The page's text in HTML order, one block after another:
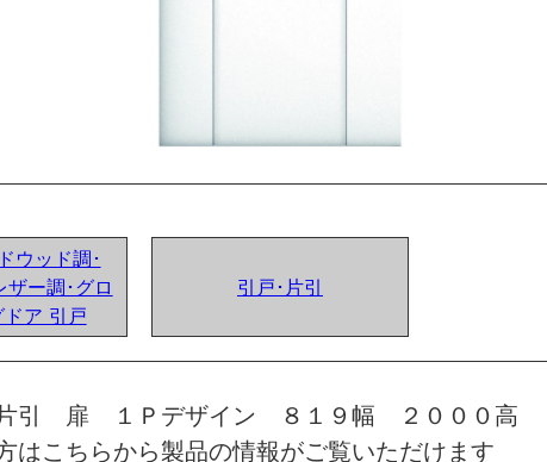
ウッド調･
ザー調･グロ
ア 引戸
引戸･片引
片引 扉 １Ｐデザイン ８１９幅 ２０００
はこちらから製品の情報がご覧いただけます